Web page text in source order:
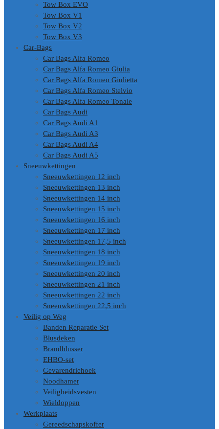
Tow Box EVO
Tow Box V1
Tow Box V2
Tow Box V3
Car-Bags
Car Bags Alfa Romeo
Car Bags Alfa Romeo Giulia
Car Bags Alfa Romeo Giulietta
Car Bags Alfa Romeo Stelvio
Car Bags Alfa Romeo Tonale
Car Bags Audi
Car Bags Audi A1
Car Bags Audi A3
Car Bags Audi A4
Car Bags Audi A5
Sneeuwkettingen
Sneeuwkettingen 12 inch
Sneeuwkettingen 13 inch
Sneeuwkettingen 14 inch
Sneeuwkettingen 15 inch
Sneeuwkettingen 16 inch
Sneeuwkettingen 17 inch
Sneeuwkettingen 17,5 inch
Sneeuwkettingen 18 inch
Sneeuwkettingen 19 inch
Sneeuwkettingen 20 inch
Sneeuwkettingen 21 inch
Sneeuwkettingen 22 inch
Sneeuwkettingen 22,5 inch
Veilig op Weg
Banden Reparatie Set
Blusdeken
Brandblusser
EHBO-set
Gevarendriehoek
Noodhamer
Veiligheidsvesten
Wieldoppen
Werkplaats
Gereedschapskoffer